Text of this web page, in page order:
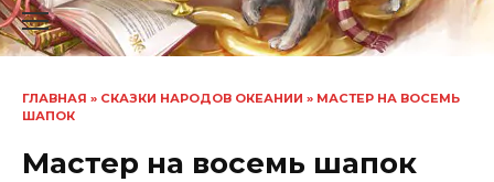
ГЛАВНАЯ » СКАЗКИ НАРОДОВ ОКЕАНИИ » МАСТЕР НА ВОСЕМЬ
ШАПОК
Мастер на восемь шапок